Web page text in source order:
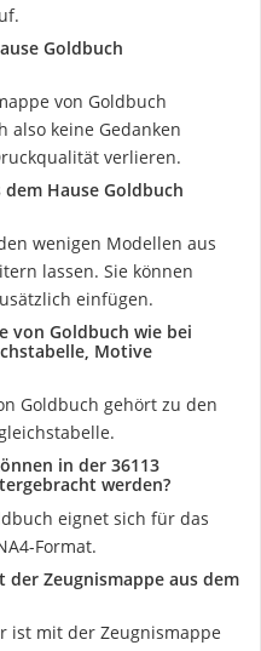
Goldbuch
von Goldbuch
also keine Gedanken
verlieren.
Hause Goldbuch
wenigen Modellen aus
lassen. Sie können
einfügen.
von Goldbuch wie bei
Motive
Goldbuch gehört zu den
in der 36113
werden?
eignet sich für das
Format.
Zeugnismappe aus dem
ist mit der Zeugnismappe